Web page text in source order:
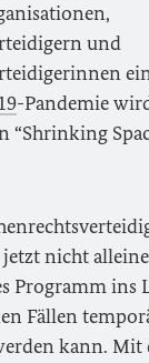
und
-Pandemie
“Shrinking
nicht
Programm ins
Fällen
kann. Mit